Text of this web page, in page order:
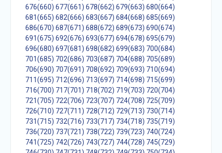
676(660) 677(661) 678(662) 679(663) 680(664)
681(665) 682(666) 683(667) 684(668) 685(669)
686(670) 687(671) 688(672) 689(673) 690(674)
691(675) 692(676) 693(677) 694(678) 695(679)
696(680) 697(681) 698(682) 699(683) 700(684)
701(685) 702(686) 703(687) 704(688) 705(689)
706(690) 707(691) 708(692) 709(693) 710(694)
711(695) 712(696) 713(697) 714(698) 715(699)
716(700) 717(701) 718(702) 719(703) 720(704)
721(705) 722(706) 723(707) 724(708) 725(709)
726(710) 727(711) 728(712) 729(713) 730(714)
731(715) 732(716) 733(717) 734(718) 735(719)
736(720) 737(721) 738(722) 739(723) 740(724)
741(725) 742(726) 743(727) 744(728) 745(729)